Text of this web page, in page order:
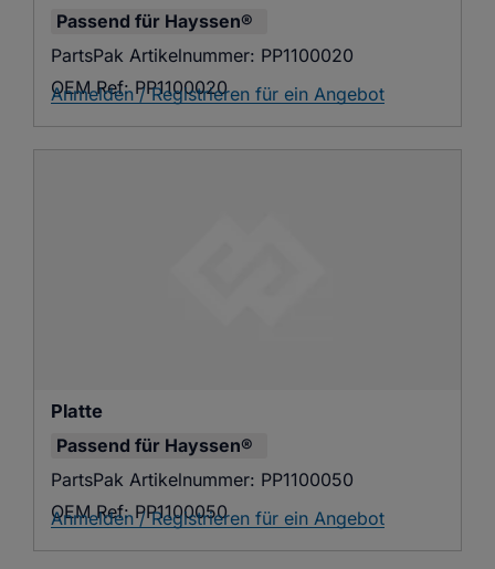
Passend für Hayssen®
PartsPak Artikelnummer: PP1100020
OEM Ref: PP1100020
Anmelden / Registrieren für ein Angebot
Platte
Passend für Hayssen®
PartsPak Artikelnummer: PP1100050
OEM Ref: PP1100050
Anmelden / Registrieren für ein Angebot